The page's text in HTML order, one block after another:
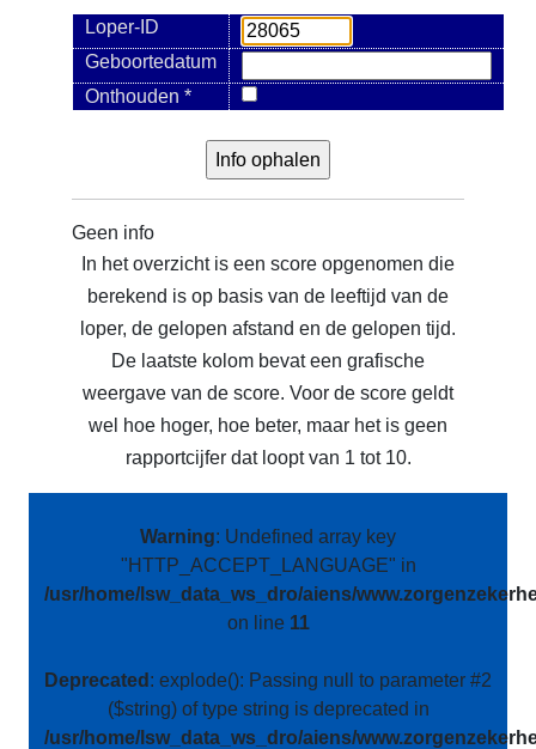
Loper-ID
Geboortedatum
Onthouden *
Geen info
In het overzicht is een score opgenomen die
berekend is op basis van de leeftijd van de
loper, de gelopen afstand en de gelopen tijd.
De laatste kolom bevat een grafische
weergave van de score. Voor de score geldt
wel hoe hoger, hoe beter, maar het is geen
rapportcijfer dat loopt van 1 tot 10.
Warning: Undefined array key
"HTTP_ACCEPT_LANGUAGE" in
/usr/home/lsw_data_ws_dro/aiens/
on line 11
Deprecated : explode(): Passing null to parameter #2
($string) of type string is deprecated in
/usr/home/lsw_data_ws_dro/aiens/